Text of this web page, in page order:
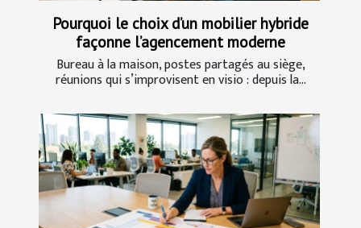
Pourquoi le choix d’un mobilier hybride
façonne l’agencement moderne
Bureau à la maison, postes partagés au siège,
réunions qui s’improvisent en visio : depuis la...